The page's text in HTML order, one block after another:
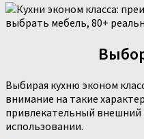
Выбирая кухню эконом
внимание на такие
привлекательный внешний
использовании.